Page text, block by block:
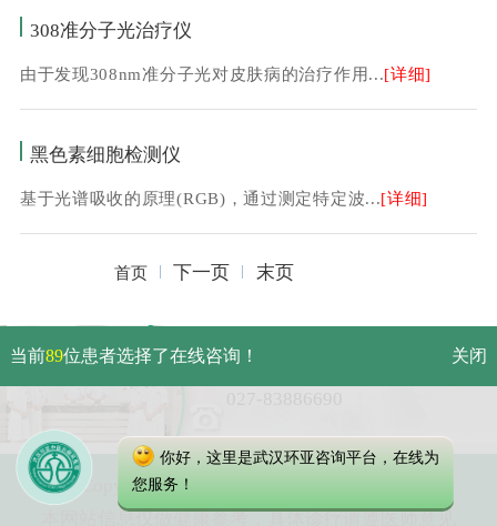
308准分子光治疗仪
由于发现308nm准分子光对皮肤病的治疗作用...[详细]
黑色素细胞检测仪
基于光谱吸收的原理(RGB)，通过测定特定波...[详细]
首页 下一页 末页
武汉市硚口区解放大道479号
Copyright 2023 武汉环亚中医白癜风医院
本网站信息仅做健康参考，具体诊疗请遵医师意见
当前89位患者选择了在线咨询！ 关闭
你好，这里是武汉环亚咨询平台，在线为
您服务！